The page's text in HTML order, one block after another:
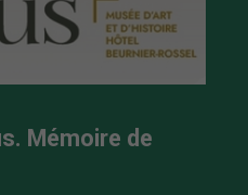
Mémoire de